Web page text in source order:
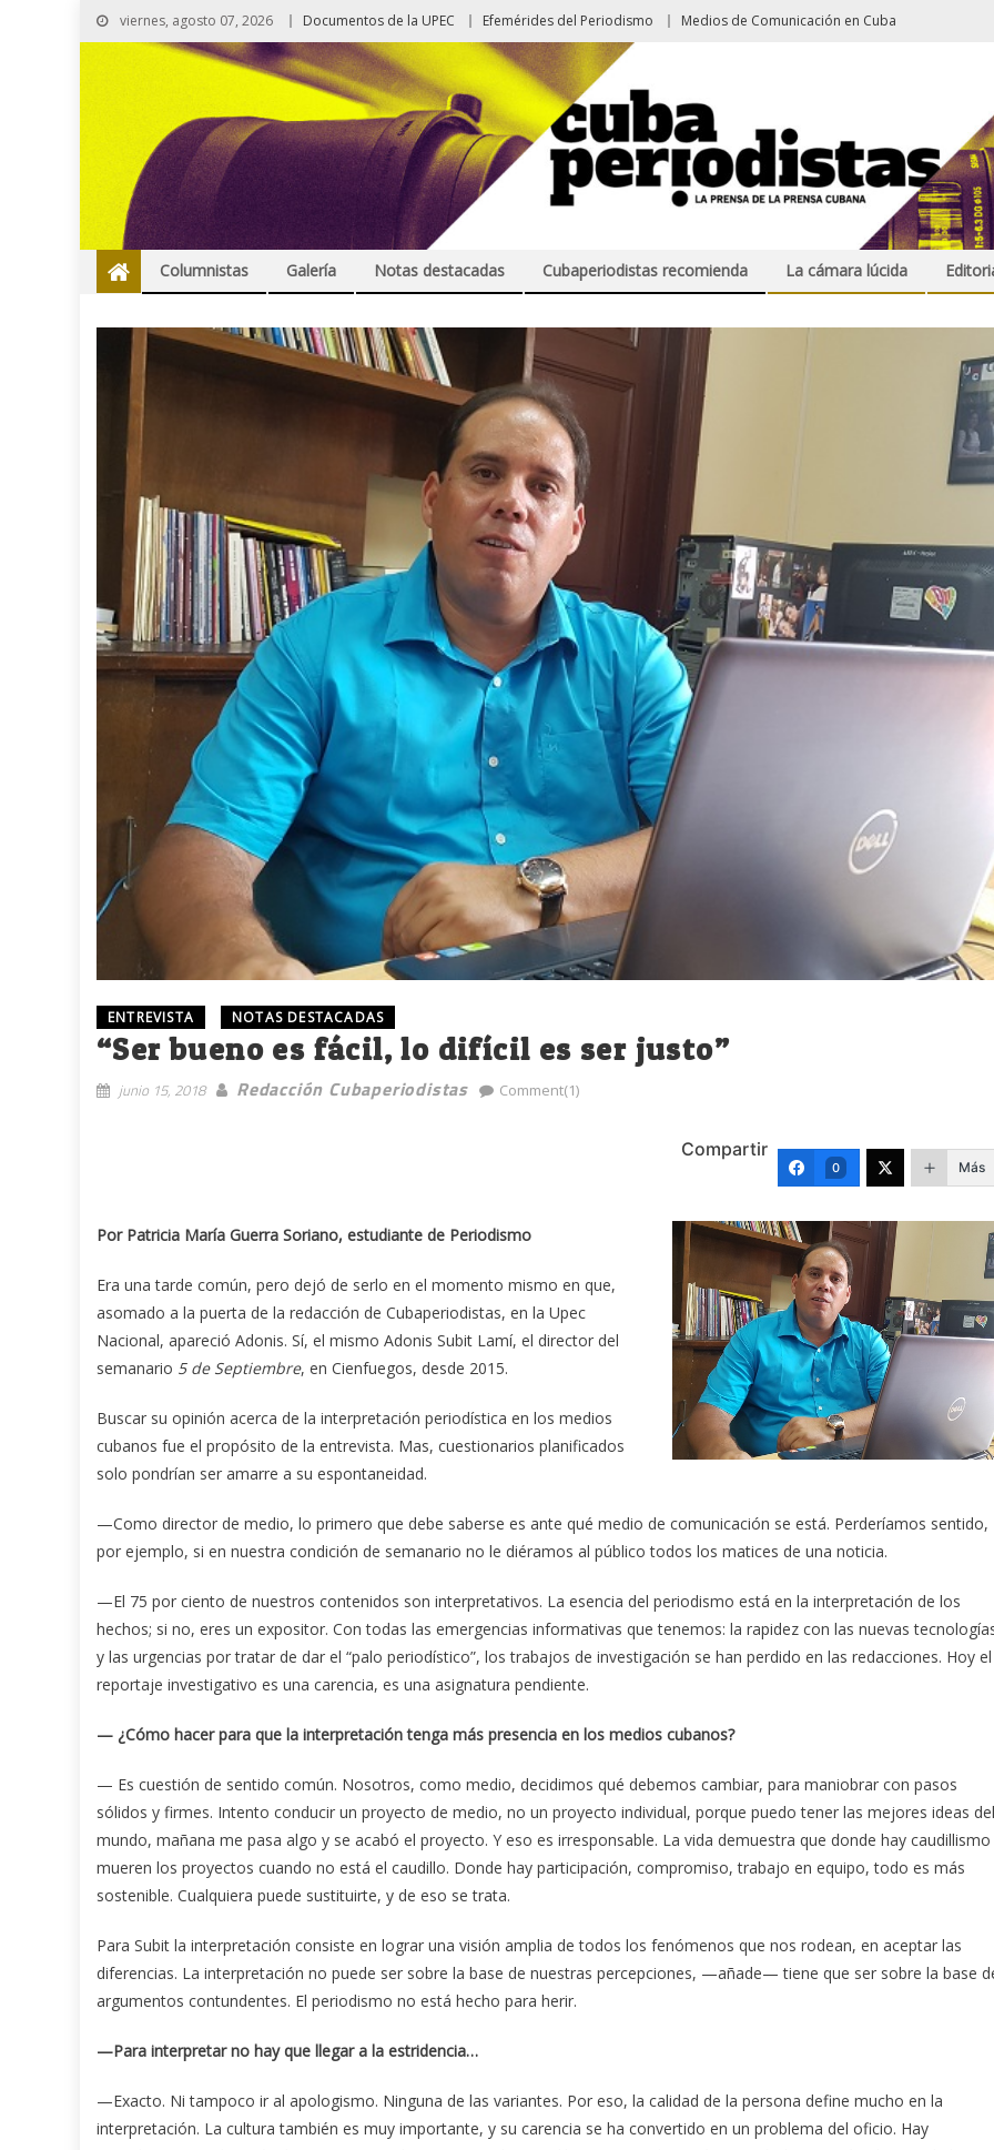
viernes, agosto 07, 2026 Documentos de la UPEC Efemérides del Periodismo Medios de Comunicación en Cuba
Columnistas Galería Notas destacadas Cubaperiodistas recomienda La cámara lúcida
ENTREVISTA NOTAS DESTACADAS
“Ser bueno es fácil, lo difícil es ser justo”
junio 15, 2018 Redacción Cubaperiodistas Comment(1)
Compartir
0 Más
Por Patricia María Guerra Soriano, estudiante de Periodismo
Era una tarde común, pero dejó de serlo en el momento mismo en que,
asomado a la puerta de la redacción de Cubaperiodistas, en la Upec
Nacional, apareció Adonis. Sí, el mismo Adonis Subit Lamí, el director del
semanario 5 de Septiembre, en Cienfuegos, desde 2015.
Buscar su opinión acerca de la interpretación periodística en los medios
cubanos fue el propósito de la entrevista. Mas, cuestionarios planificados
solo pondrían ser amarre a su espontaneidad.
—Como director de medio, lo primero que debe saberse es ante qué medio de comunicación se está. Perderíamos sentido,
por ejemplo, si en nuestra condición de semanario no le diéramos al público todos los matices de una noticia.
—El 75 por ciento de nuestros contenidos son interpretativos. La esencia del periodismo está en la interpretación de los
hechos; si no, eres un expositor. Con todas las emergencias informativas que tenemos: la rapidez con las nuevas
y las urgencias por tratar de dar el “palo periodístico”, los trabajos de investigación se han perdido en las redacciones. Hoy el
reportaje investigativo es una carencia, es una asignatura pendiente.
— ¿Cómo hacer para que la interpretación tenga más presencia en los medios cubanos?
— Es cuestión de sentido común. Nosotros, como medio, decidimos qué debemos cambiar, para maniobrar con pasos
sólidos y firmes. Intento conducir un proyecto de medio, no un proyecto individual, porque puedo tener las mejores ideas del
mundo, mañana me pasa algo y se acabó el proyecto. Y eso es irresponsable. La vida demuestra que donde hay caudillismo
mueren los proyectos cuando no está el caudillo. Donde hay participación, compromiso, trabajo en equipo, todo es más
sostenible. Cualquiera puede sustituirte, y de eso se trata.
Para Subit la interpretación consiste en lograr una visión amplia de todos los fenómenos que nos rodean, en aceptar las
diferencias. La interpretación no puede ser sobre la base de nuestras percepciones, —añade— tiene que ser sobre la base
argumentos contundentes. El periodismo no está hecho para herir.
—Para interpretar no hay que llegar a la estridencia…
—Exacto. Ni tampoco ir al apologismo. Ninguna de las variantes. Por eso, la calidad de la persona define mucho en la
interpretación. La cultura también es muy importante, y su carencia se ha convertido en un problema del oficio. Hay